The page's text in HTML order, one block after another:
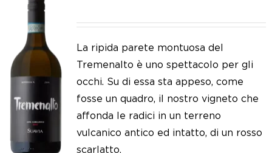
Il nostro lavoro
I nostri vigneti
Tappo a vite
Le nostre news
La ripida parete montuosa del
Tremenalto è uno spettacolo per gli
occhi. Su di essa sta appeso, come
fosse un quadro, il nostro vigneto che
affonda le radici in un terreno
vulcanico antico ed intatto, di un rosso
scarlatto.